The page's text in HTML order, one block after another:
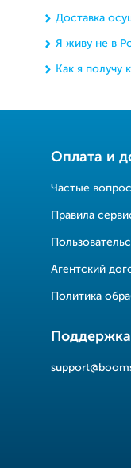
Доставка
Я живу не в
Как я получу
Оплата и
Частые
Правила
Агентский
Политика
Поддержка